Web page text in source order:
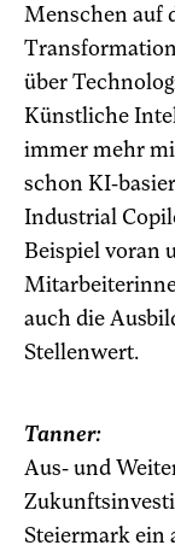
Menschen auf
über
Künstliche
immer mehr
schon KI-
Industrial
Beispiel voran
auch die
Stellenwert.
Tanner:
Aus- und
Steiermark